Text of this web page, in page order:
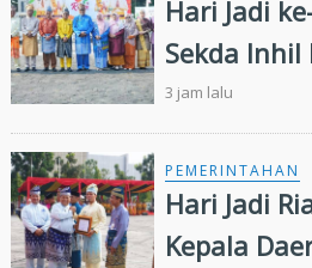
Hari Jadi
Sekda Inhil
Gubernur,
Majukan
3 jam lalu
PEMERINTAHAN
Hari Jadi
Kepala